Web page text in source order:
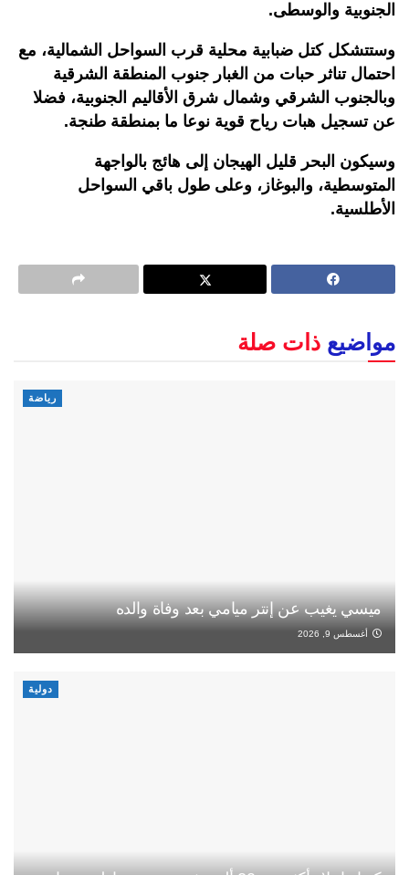
الجنوبية والوسطى.
وستتشكل كتل ضبابية محلية قرب السواحل الشمالية، مع
احتمال تناثر حبات من الغبار جنوب المنطقة الشرقية
وبالجنوب الشرقي وشمال شرق الأقاليم الجنوبية، فضلا
عن تسجيل هبات رياح قوية نوعا ما بمنطقة طنجة.
وسيكون البحر قليل الهيجان إلى هائج بالواجهة
المتوسطية، والبوغاز، وعلى طول باقي السواحل
الأطلسية.
مواضيع ذات صلة
رياضة
ميسي يغيب عن إنتر ميامي بعد وفاة والده
أغسطس 9, 2026
دولية